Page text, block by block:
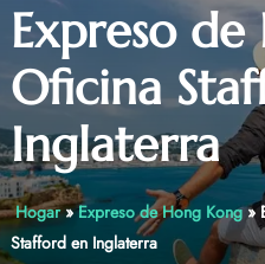
Expreso
Oficina
Inglaterra
Hogar»Expreso de Hong Kong»
Stafford en Inglaterra